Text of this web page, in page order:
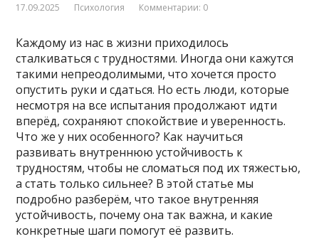
17.09.2025 Психология Комментарии: 0
Каждому из нас в жизни приходилось
сталкиваться с трудностями. Иногда они кажутся
такими непреодолимыми, что хочется просто
опустить руки и сдаться. Но есть люди, которые
несмотря на все испытания продолжают идти
вперёд, сохраняют спокойствие и уверенность.
Что же у них особенного? Как научиться
развивать внутреннюю устойчивость к
трудностям, чтобы не сломаться под их тяжестью,
а стать только сильнее? В этой статье мы
подробно разберём, что такое внутренняя
устойчивость, почему она так важна, и какие
конкретные шаги помогут её развить.